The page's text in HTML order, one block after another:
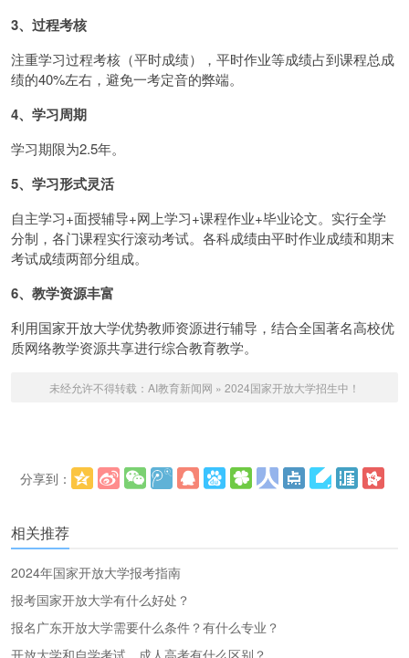
3、过程考核
注重学习过程考核（平时成绩），平时作业等成绩占到课程总成
绩的40%左右，避免一考定音的弊端。
4、学习周期
学习期限为2.5年。
5、学习形式灵活
自主学习+面授辅导+网上学习+课程作业+毕业论文。实行全学
分制，各门课程实行滚动考试。各科成绩由平时作业成绩和期末
考试成绩两部分组成。
6、教学资源丰富
利用国家开放大学优势教师资源进行辅导，结合全国著名高校优
质网络教学资源共享进行综合教育教学。
未经允许不得转载： AI教育新闻网 » 2024国家开放大学招生中！
分享到：
相关推荐
2024年国家开放大学报考指南
报考国家开放大学有什么好处？
报名广东开放大学需要什么条件？有什么专业？
开放大学和自学考试、成人高考有什么区别？